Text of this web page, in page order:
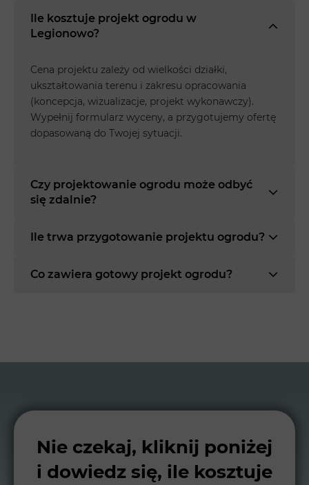
Ile kosztuje projekt ogrodu w
Legionowo?
Cena projektu zależy od wielkości działki,
ukształtowania terenu i zakresu opracowania
(koncepcja, wizualizacje, projekt wykonawczy).
Wypełnij formularz wyceny, a przygotujemy ofertę
dopasowaną do Twojej sytuacji.
Czy projektowanie ogrodu może odbyć
się zdalnie?
Ile trwa przygotowanie projektu ogrodu?
Co zawiera gotowy projekt ogrodu?
Nie czekaj, kliknij poniżej
i dowiedz się, ile kosztuje